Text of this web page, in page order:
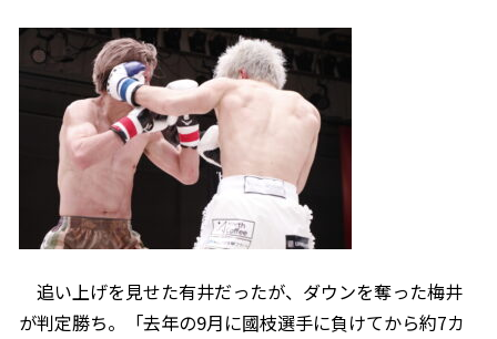
追い上げを見せた有井だったが、ダウンを奪った梅井
が判定勝ち。「去年の9月に國枝選手に負けてから約7カ